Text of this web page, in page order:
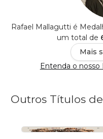
Rafael Mallagutti é
um total de
Mais
Entenda o nosso
Outros Títulos